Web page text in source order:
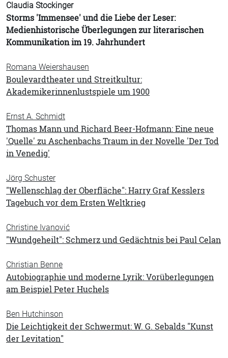
Claudia Stockinger
Storms 'Immensee' und die Liebe der Leser:
Medienhistorische Überlegungen zur literarischen
Kommunikation im 19. Jahrhundert
Romana Weiershausen
Boulevardtheater und Streitkultur:
Akademikerinnenlustspiele um 1900
Ernst A. Schmidt
Thomas Mann und Richard Beer-Hofmann: Eine neue
'Quelle' zu Aschenbachs Traum in der Novelle 'Der Tod
in Venedig'
Jörg Schuster
"Wellenschlag der Oberfläche": Harry Graf Kesslers
Tagebuch vor dem Ersten Weltkrieg
Christine Ivanović
"Wundgeheilt": Schmerz und Gedächtnis bei Paul Celan
Christian Benne
Autobiographie und moderne Lyrik: Vorüberlegungen
am Beispiel Peter Huchels
Ben Hutchinson
Die Leichtigkeit der Schwermut: W. G. Sebalds "Kunst
der Levitation"